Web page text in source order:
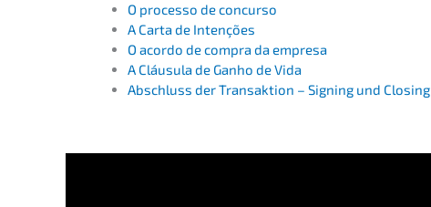
O proces­so de concurso
A Carta de Intenções
O acordo de compra da empresa
A Cláusu­la de Ganho de Vida
Abschluss der Trans­ak­ti­on – Signing und Closing